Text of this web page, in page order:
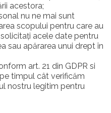
acestora;
nu ne mai sunt
scopului pentru care au
acele date pentru
sau apărarea unui drept în
art. 21 din GDPR si
timpul cât verificăm
nostru legitim pentru